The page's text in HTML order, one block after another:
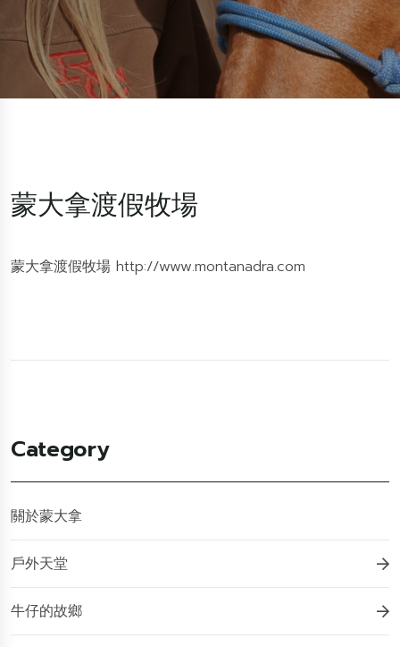
蒙大拿渡假牧場
蒙大拿渡假牧場 http://www.montanadra.com
Category
關於蒙大拿
戶外天堂
牛仔的故鄉